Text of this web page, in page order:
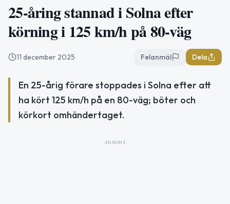
25-åring stannad i Solna efter
körning i 125 km/h på 80-väg
11 december 2025 Felanmäl Dela
En 25-årig förare stoppades i Solna efter att
ha kört 125 km/h på en 80-väg; böter och
körkort omhändertaget.
ANNONS